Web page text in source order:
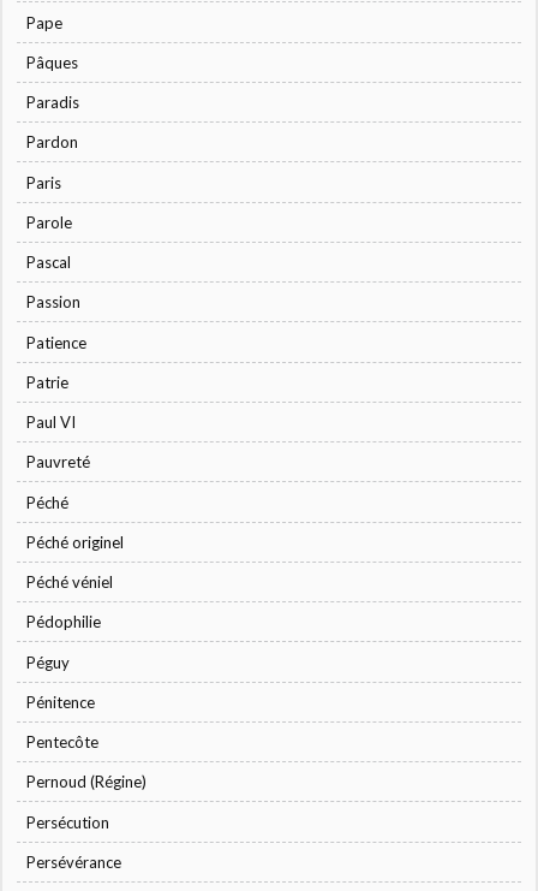
Pape
Pâques
Paradis
Pardon
Paris
Parole
Pascal
Passion
Patience
Patrie
Paul VI
Pauvreté
Péché
Péché originel
Péché véniel
Pédophilie
Péguy
Pénitence
Pentecôte
Pernoud (Régine)
Persécution
Persévérance